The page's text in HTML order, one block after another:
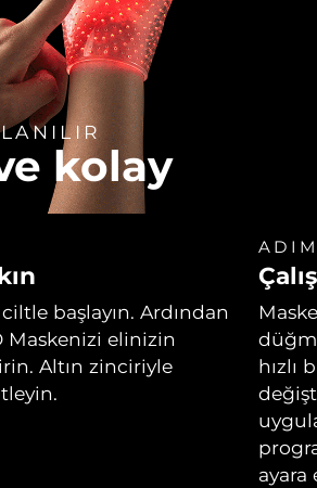
kolay
başlayın. Ardından
Maskenizi elinizin
Altın zinciriyle
hızlı